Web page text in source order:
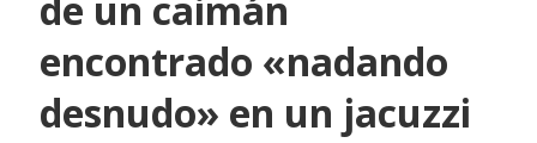
encontrado «nadando
desnudo» en un jacuzzi